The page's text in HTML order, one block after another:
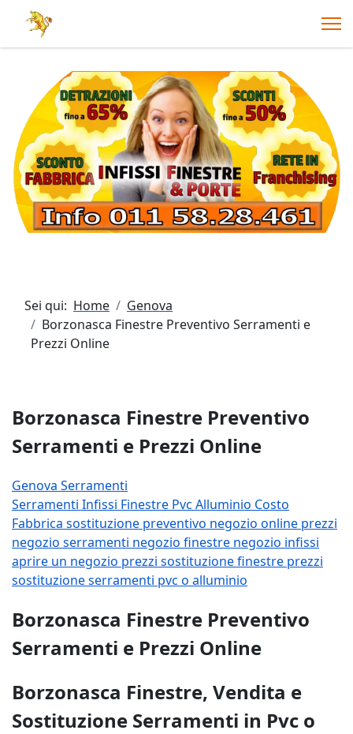
Sei qui: Home
Genova
Borzonasca Finestre Preventivo Serramenti e
Prezzi Online
Borzonasca Finestre Preventivo
Serramenti e Prezzi Online
Genova Serramenti
Serramenti Infissi Finestre Pvc Alluminio Costo
Fabbrica sostituzione preventivo negozio online prezzi
negozio serramenti negozio finestre negozio infissi
aprire un negozio prezzi sostituzione finestre prezzi
sostituzione serramenti pvc o alluminio
Borzonasca Finestre Preventivo
Serramenti e Prezzi Online
Borzonasca Finestre, Vendita e
Sostituzione Serramenti in Pvc o